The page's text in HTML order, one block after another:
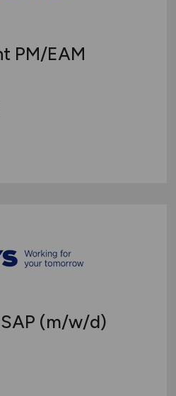
PM/EAM
(m/w/d)